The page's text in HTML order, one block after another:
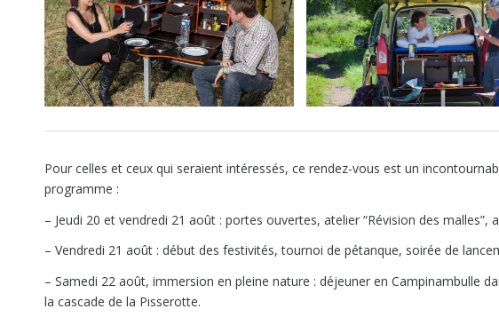
Pour celles et ceux qui seraient intéressés, ce rendez-vous est un
programme :
– Jeudi 20 et vendredi 21 août : portes ouvertes, atelier “Révision des malles”,
– Vendredi 21 août : début des festivités, tournoi de pétanque, soirée de
– Samedi 22 août, immersion en pleine nature : déjeuner en Campinambulle
la cascade de la Pisserotte.